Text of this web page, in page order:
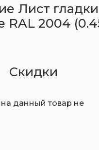
Лист
RAL 2004
Скидки
данный товар не